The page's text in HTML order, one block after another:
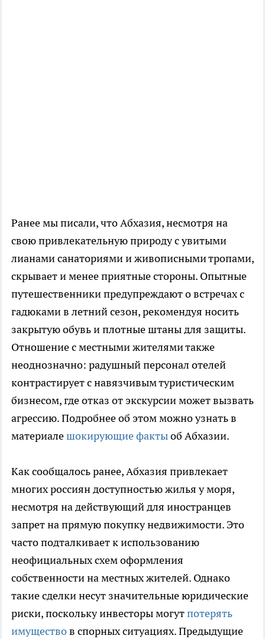
Ранее мы писали, что Абхазия, несмотря на
свою привлекательную природу с увитыми
лианами санаториями и живописными тропами,
скрывает и менее приятные стороны. Опытные
путешественники предупреждают о встречах с
гадюками в летний сезон, рекомендуя носить
закрытую обувь и плотные штаны для защиты.
Отношение с местными жителями также
неоднозначно: радушный персонал отелей
контрастирует с навязчивым туристическим
бизнесом, где отказ от экскурсии может вызвать
агрессию. Подробнее об этом можно узнать в
материалешокирующие фактыоб Абхазии.
Как сообщалось ранее, Абхазия привлекает
многих россиян доступностью жилья у моря,
несмотря на действующий для иностранцев
запрет на прямую покупку недвижимости. Это
часто подталкивает к использованию
неофициальных схем оформления
собственности на местных жителей. Однако
такие сделки несут значительные юридические
риски, поскольку инвесторы могутпотерять
имуществов спорных ситуациях. Предыдущие